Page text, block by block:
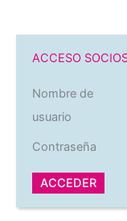
ACCESO
Nombre de
usuario
Contraseña